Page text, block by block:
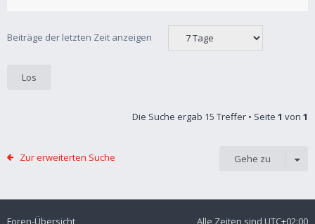
Beiträge der letzten Zeit anzeigen
Die Suche ergab 15 Treffer • Seite 1 von 1
Zur erweiterten Suche Gehe zu
Foren-Übersicht Alle Zeiten sind UTC+02:00